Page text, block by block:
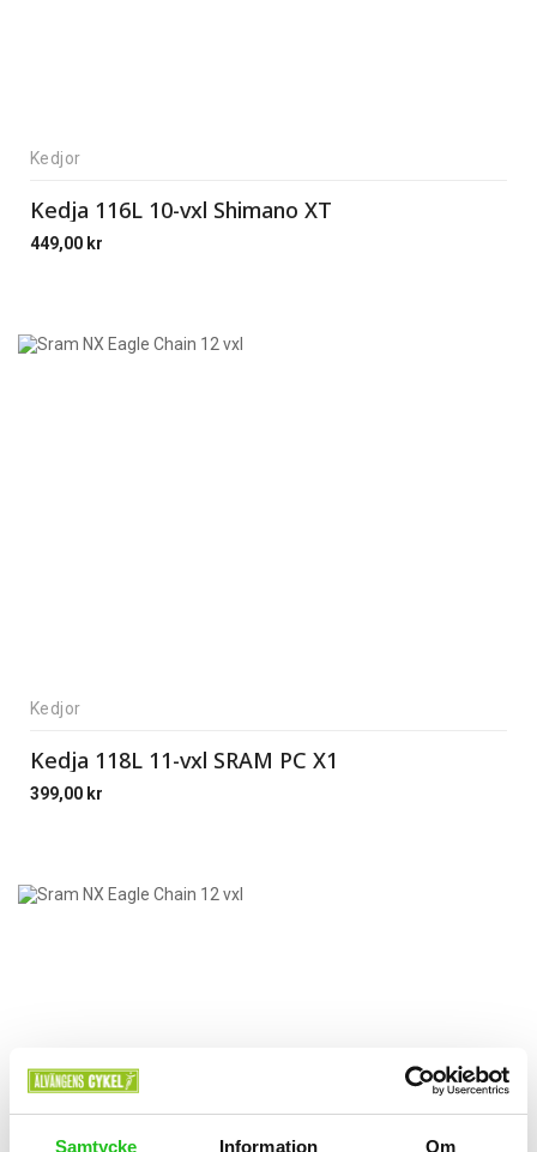
Samtycke Information Om
Kedjor
Kedja 116L 10-vxl Shimano XT
449,00 kr
Kedjor
Kedja 118L 11-vxl SRAM PC X1
399,00 kr